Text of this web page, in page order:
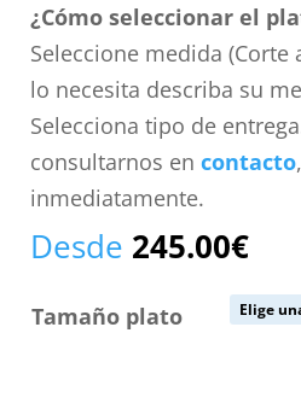
¿Cómo seleccionar el
Seleccione medida (Corte
lo necesita describa su
Selecciona tipo de
consultarnos en contacto
inmediatamente.
Desde 245.00€
Tamaño plato